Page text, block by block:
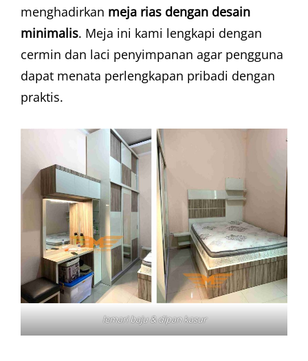
menghadirkan meja rias dengan desain
minimalis. Meja ini kami lengkapi dengan
cermin dan laci penyimpanan agar pengguna
dapat menata perlengkapan pribadi dengan
praktis.
lemari baju & dipan kasur